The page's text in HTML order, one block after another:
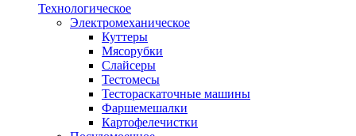
Технологическое
Электромеханическое
Куттеры
Мясорубки
Слайсеры
Тестомесы
Тестораскаточные машины
Фаршемешалки
Картофелечистки